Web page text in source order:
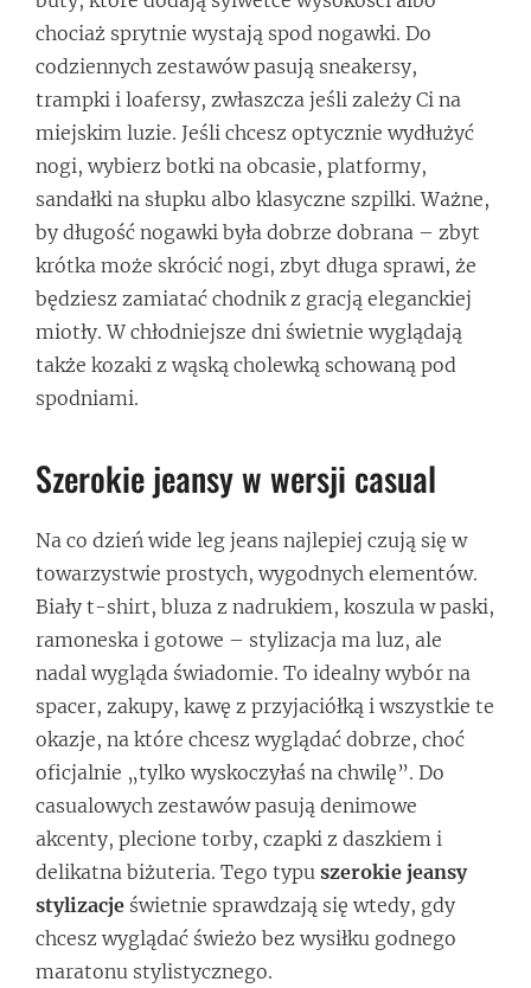
chociaż sprytnie wystają spod nogawki. Do
codziennych zestawów pasują sneakersy,
trampki i loafersy, zwłaszcza jeśli zależy Ci na
miejskim luzie. Jeśli chcesz optycznie wydłużyć
nogi, wybierz botki na obcasie, platformy,
sandałki na słupku albo klasyczne szpilki. Ważne,
by długość nogawki była dobrze dobrana – zbyt
krótka może skrócić nogi, zbyt długa sprawi, że
będziesz zamiatać chodnik z gracją eleganckiej
miotły. W chłodniejsze dni świetnie wyglądają
także kozaki z wąską cholewką schowaną pod
spodniami.
Szerokie jeansy w wersji casual
Na co dzień wide leg jeans najlepiej czują się w
towarzystwie prostych, wygodnych elementów.
Biały t-shirt, bluza z nadrukiem, koszula w paski,
ramoneska i gotowe – stylizacja ma luz, ale
nadal wygląda świadomie. To idealny wybór na
spacer, zakupy, kawę z przyjaciółką i wszystkie te
okazje, na które chcesz wyglądać dobrze, choć
oficjalnie „tylko wyskoczyłaś na chwilę”. Do
casualowych zestawów pasują denimowe
akcenty, plecione torby, czapki z daszkiem i
delikatna biżuteria. Tego typu szerokie jeansy
stylizacje świetnie sprawdzają się wtedy, gdy
chcesz wyglądać świeżo bez wysiłku godnego
maratonu stylistycznego.